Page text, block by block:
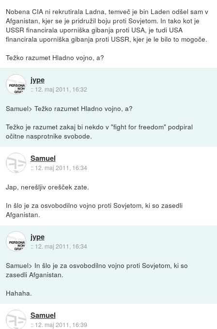
Nobena CIA ni rekrutirala Ladna, temveč je bin Laden odšel sam v
Afganistan, kjer se je pridružil boju proti Sovjetom. In tako kot je
USSR financirala uporniška gibanja proti USA, je tudi USA
financirala uporniška gibanja proti USSR, kjer je le bilo to mogoče.
Težko razumet Hladno vojno, a?
jype
:: 12. maj 2011, 16:32
Samuel> Težko razumet Hladno vojno, a?
Težko je razumet zakaj bi nekdo v "fight for freedom" podpiral
očitne nasprotnike svobode.
Samuel
:: 12. maj 2011, 16:34
Jap, nerešljiv orešček zate.
In šlo je za osvobodilno vojno proti Sovjetom, ki so zasedli
Afganistan.
jype
:: 12. maj 2011, 16:34
Samuel> In šlo je za osvobodilno vojno proti Sovjetom, ki so
zasedli Afganistan.
Hahaha.
Samuel
:: 12. maj 2011, 16:39